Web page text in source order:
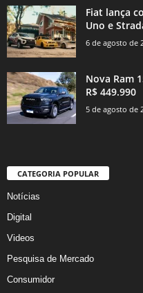
Fiat lança
Uno e
6 de agosto de
Nova Ram
R$ 449.990
5 de agosto de
CATEGORIA POPULAR
Notícias
Digital
Videos
Pesquisa de Mercado
Consumidor